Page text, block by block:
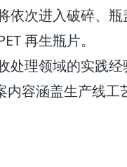
依次进入破碎、
再生瓶片。
处理领域的实践
内容涵盖生产线